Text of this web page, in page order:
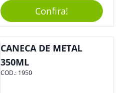
Boneco. Demais, Não É?
Personalize Com Sua Marca.
Super Criativo, Seus Clientes E
Colaboradores Irão Adorar.
Confira!
CANECA DE METAL
350ML
COD.: 1950